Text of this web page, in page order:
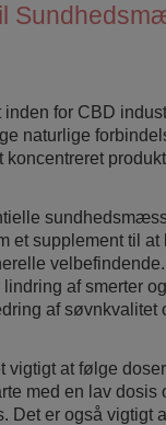
for CBD
naturlige
et supplement til
af smerter
af søvnkvalitet
vigtigt at følge
med en lav dosis
Det er også vigtigt